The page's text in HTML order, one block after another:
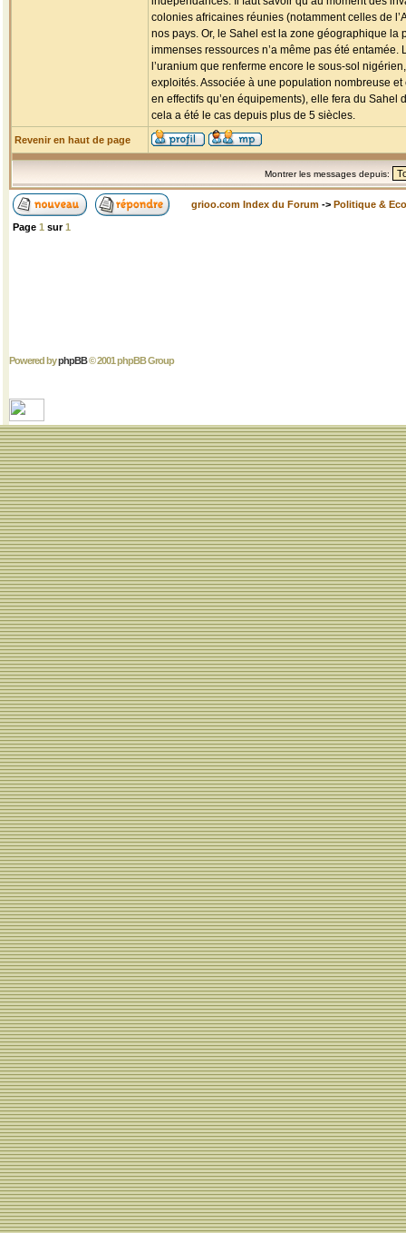
colonies africaines réunies (notamment celles de
nos pays. Or, le Sahel est la zone géographique la
immenses ressources n’a même pas été
l’uranium que renferme encore le sous-sol
exploités. Associée à une population nombreuse
en effectifs qu’en équipements), elle fera du
cela a été le cas depuis plus de 5 siècles.
Revenir en haut de page
Montrer les messages depuis:
grioo.com Index du Forum -> Politique &
Page 1 sur1
Powered byphpBB© 2001 phpBB Group